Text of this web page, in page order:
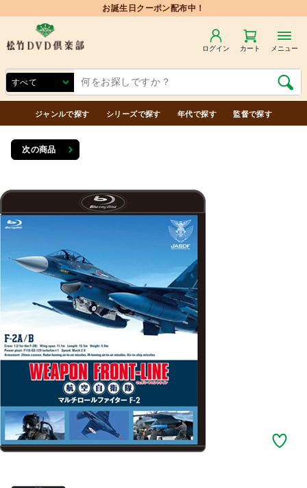
ログイン カート メニュー
ジャンルで探す シリーズで探す 年代で探す 監督で探す
次の商品